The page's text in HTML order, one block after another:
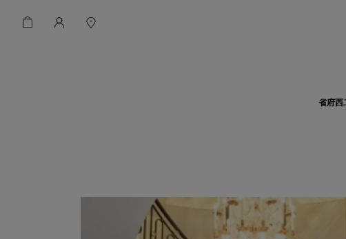
省府西